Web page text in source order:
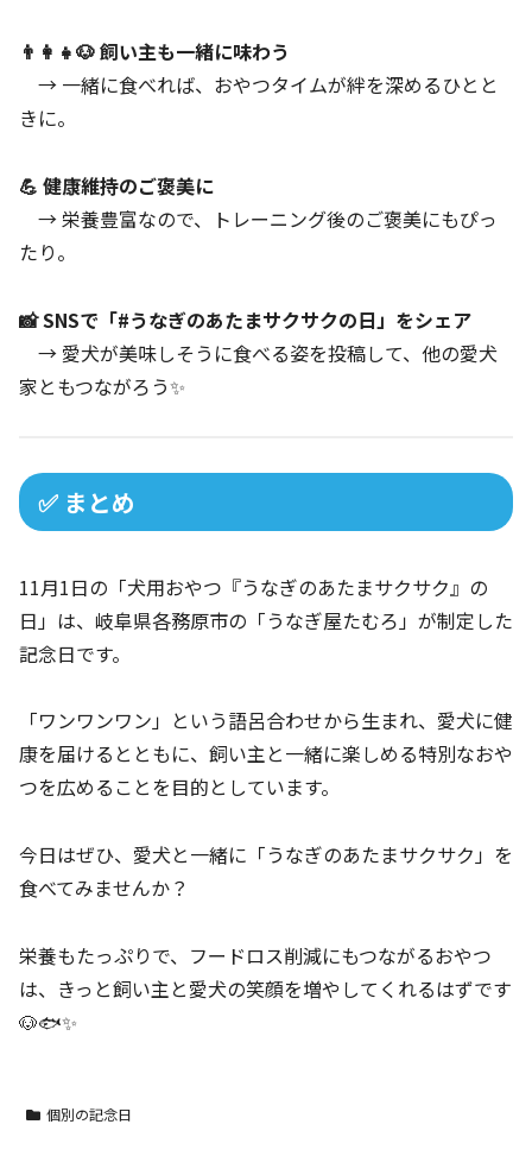
👨‍👩‍👧🐶 飼い主も一緒に味わう
→ 一緒に食べれば、おやつタイムが絆を深めるひとと
きに。
💪 健康維持のご褒美に
→ 栄養豊富なので、トレーニング後のご褒美にもぴっ
たり。
📸 SNSで「#うなぎのあたまサクサクの日」をシェア
→ 愛犬が美味しそうに食べる姿を投稿して、他の愛犬
家ともつながろう✨
✅ まとめ
11月1日の「犬用おやつ『うなぎのあたまサクサク』の
日」は、岐阜県各務原市の「うなぎ屋たむろ」が制定した
記念日です。
「ワンワンワン」という語呂合わせから生まれ、愛犬に健
康を届けるとともに、飼い主と一緒に楽しめる特別なおや
つを広めることを目的としています。
今日はぜひ、愛犬と一緒に「うなぎのあたまサクサク」を
食べてみませんか？
栄養もたっぷりで、フードロス削減にもつながるおやつ
は、きっと飼い主と愛犬の笑顔を増やしてくれるはずです
🐶🐟✨
個別の記念日